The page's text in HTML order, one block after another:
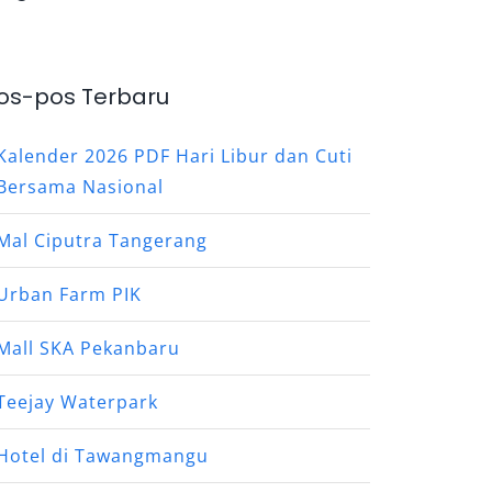
pos Terbaru
2026 PDF Hari Libur dan Cuti
Nasional
Ciputra Tangerang
Farm PIK
SKA Pekanbaru
Waterpark
di Tawangmangu